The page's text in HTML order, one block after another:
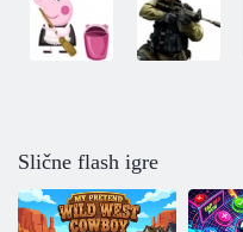
Slične flash igre